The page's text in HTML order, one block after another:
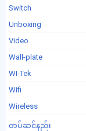
Switch
Unboxing
Video
Wall-plate
WI-Tek
Wifi
Wireless
တပ်ဆင်နည်း